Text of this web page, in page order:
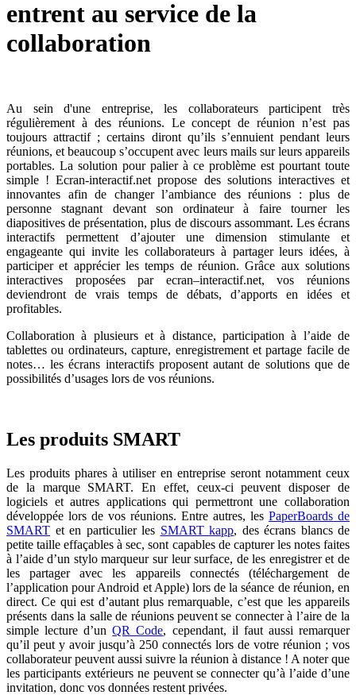
Au sein d'une entreprise, les collaborateursparticipent très
régulièrement à des réunions. Le concept de réunion n’est pas
toujours attractif ; certains diront qu’ils s’ennuient pendant leurs
réunions, et beaucoup s’occupent avec leurs mails sur leurs appareils
portables. La solution pour palier à ce problème est pourtant toute
simple ! Ecran-interactif.net propose des solutions interactives et
innovantes afin de changer l’ambiance des réunions : plus de
personne stagnant devant son ordinateur à faire tourner les
diapositives de présentation, plus de discours assommant. Les écrans
interactifs permettent d’ajouter une dimension stimulante et
engageante qui invite les collaborateurs à partager leurs idées, à
participer et apprécier les temps de réunion. Grâce aux solutions
interactives proposées par ecran–interactif.net, vos réunions
deviendront de vrais temps de débats, d’apports en idées et
profitables.
Collaboration à plusieurs et à distance, participation à l’aide de
tablettes ou ordinateurs, capture, enregistrement et partage facile de
notes… les écrans interactifs proposent autant de solutions que de
possibilités d’usages lors de vos réunions.
Les produits SMART
Les produits phares à utiliser en entreprise seront notamment ceux
de la marque SMART. En effet, ceux-ci peuvent disposer de
logiciels et autres applications qui permettront une collaboration
développée lors de vos réunions. Entre autres, les PaperBoards de
SMART et en particulier les SMART kapp, des écrans blancs de
petite taille effaçables à sec, sont capables de capturer les notes faites
à l’aide d’un stylo marqueur sur leur surface, de les enregistrer et de
les partager avec les appareils connectés (téléchargement de
l’application pour Android et Apple) lors de la séance de réunion, en
direct. Ce qui est d’autant plus remarquable, c’est que les appareils
présents dans la salle de réunions peuvent se connecter à l’aire de la
simple lecture d’unQR Code, cependant, il faut aussi remarquer
qu’il peut y avoir jusqu’à 250 connectés lors de votre réunion ; vos
collaborateur peuvent aussi suivre la réunion à distance ! A noter que
les participants extérieurs ne peuvent se connecter qu’à l’aide d’une
invitation, donc vos données restent privées.